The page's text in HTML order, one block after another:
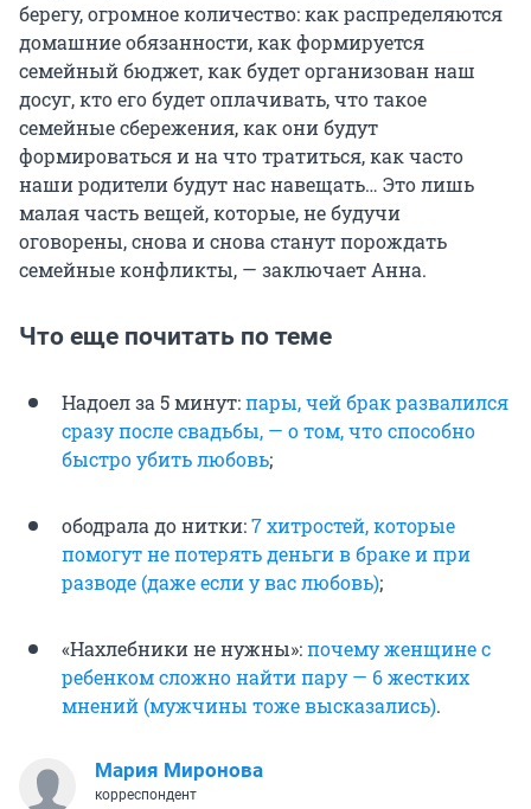
берегу, огромное количество: как распределяются
домашние обязанности, как формируется
семейный бюджет, как будет организован наш
досуг, кто его будет оплачивать, что такое
семейные сбережения, как они будут
формироваться и на что тратиться, как часто
наши родители будут нас навещать… Это лишь
малая часть вещей, которые, не будучи
оговорены, снова и снова станут порождать
семейные конфликты, — заключает Анна.
Что еще почитать по теме
Надоел за 5 минут:пары, чей брак развалился
сразу после свадьбы, — о том, что способно
быстро убить любовь;
ободрала до нитки:7 хитростей, которые
помогут не потерять деньги в браке и при
разводе (даже если у вас любовь);
«Нахлебники не нужны»:почему женщине с
ребенком сложно найти пару — 6 жестких
мнений (мужчины тоже высказались).
Мария Миронова
корреспондент